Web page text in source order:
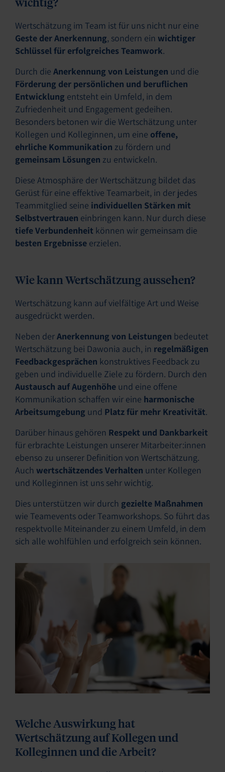
Wertschätzung im Team ist für uns nicht nur eine
Geste der Anerkennung, sondern ein wichtiger
Schlüssel für erfolgreiches Teamwork.
Durch die Anerkennung von Leistungen und die
Förderung der persönlichen und beruflichen
Entwicklung entsteht ein Umfeld, in dem
Zufriedenheit und Engagement gedeihen.
Besonders betonen wir die Wertschätzung unter
Kollegen und Kolleginnen, um eine offene,
ehrliche Kommunikation zu fördern und
gemeinsam Lösungen zu entwickeln.
Diese Atmosphäre der Wertschätzung bildet das
Gerüst für eine effektive Teamarbeit, in der jedes
Teammitglied seine individuellen Stärken mit
Selbstvertrauen einbringen kann. Nur durch diese
tiefe Verbundenheit können wir gemeinsam die
besten Ergebnisse erzielen.
Wie kann Wertschätzung aussehen?
Wertschätzung kann auf vielfältige Art und Weise
ausgedrückt werden.
Neben derAnerkennung von Leistungen bedeutet
Wertschätzung bei Dawonia auch, in regelmäßigen
Feedbackgesprächen konstruktives Feedback zu
geben und individuelle Ziele zu fördern. Durch den
Austausch auf Augenhöhe und eine offene
Kommunikation schaffen wir eine harmonische
Arbeitsumgebung und Platz für mehr Kreativität.
Darüber hinaus gehören Respekt und Dankbarkeit
für erbrachte Leistungen unserer Mitarbeiter:innen
ebenso zu unserer Definition von Wertschätzung.
Auch wertschätzendes Verhalten unter Kollegen
und Kolleginnen ist uns sehr wichtig.
Dies unterstützen wir durch gezielte Maßnahmen
wie Teamevents oder Teamworkshops. So führt das
respektvolle Miteinander zu einem Umfeld, in dem
sich alle wohlfühlen und erfolgreich sein können.
Welche Auswirkung hat
Wertschätzung auf Kollegen und
Kolleginnen und die Arbeit?